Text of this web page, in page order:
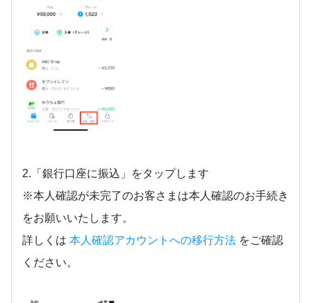
2.「銀行口座に振込」をタップします
※本人確認が未完了のお客さまは本人確認のお手続き
をお願いいたします。
詳しくは 本人確認アカウントへの移行方法 をご確認
ください。